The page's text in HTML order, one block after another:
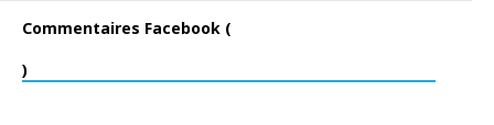
Commentaires Facebook (
)